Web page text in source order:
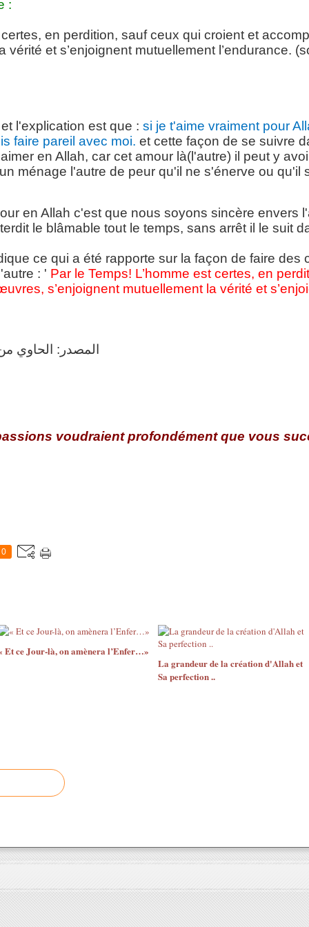
:
certes, en perdition, sauf ceux qui croient et
vérité et s’enjoignent mutuellement l’endurance.
l'explication est que : si je t'aime vraiment pour
faire pareil avec moi. et cette façon de se suivre
en Allah, car cet amour là(l'autre) il peut y
ménage l'autre de peur qu'il ne s'énerve ou qu'il
en Allah c'est que nous soyons sincère envers
le blâmable tout le temps, sans arrêt il le suit
ce qui a été rapporte sur la façon de faire
: ' Par le Temps! L’homme est certes, en
s’enjoignent mutuellement la vérité et
المصدر: الحاوي من
voudraient profondément que vous
0
Et ce Jour-là, on amènera l’Enfer…»
La grandeur de la création d'Allah et
Sa perfection ..